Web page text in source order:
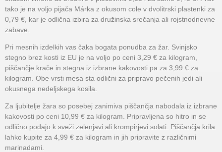
tako je na voljo pijača Márka z okusom cole v dvolitrski plastenki za
0,79 €, kar je odlična izbira za družinska srečanja ali rojstnodnevne
zabave.
Pri mesnih izdelkih vas čaka bogata ponudba za žar. Svinjsko
stegno brez kosti iz EU je na voljo po ceni 3,29 € za kilogram,
piščančje krače in stegna iz izbrane kakovosti pa za 3,99 € za
kilogram. Obe vrsti mesa sta odlični za pripravo pečenih jedi ali
okusnega nedeljskega kosila.
Za ljubitelje žara so posebej zanimiva piščančja nabodala iz izbrane
kakovosti po ceni 10,99 € za kilogram. Pripravljena so hitro in se
odlično podajo k sveži zelenjavi ali krompirjevi solati. Piščančja krila
lahko kupite za 4,99 € za kilogram in jih pripravite z različnimi
marinadami.